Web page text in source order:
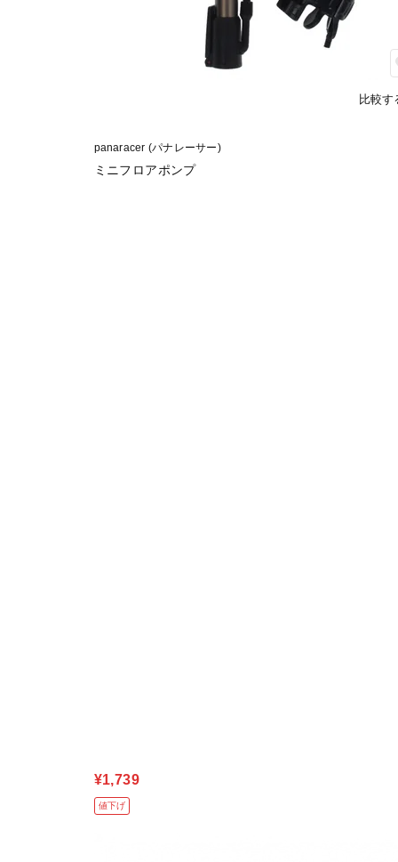
比較す
panaracer (パナレーサー)
ミニフロアポンプ
¥1,739
値下げ